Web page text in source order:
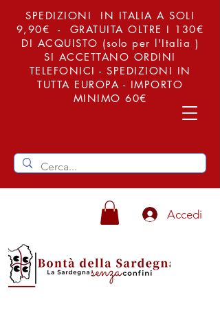
SPEDIZIONI IN ITALIA A SOLI
9,90€ - GRATUITA OLTRE I 130€
DI ACQUISTO (solo per l'Italia )
SI ACCETTANO ORDINI
TELEFONICI - SPEDIZIONI IN
TUTTA EUROPA - IMPORTO
MINIMO 60€
Accedi